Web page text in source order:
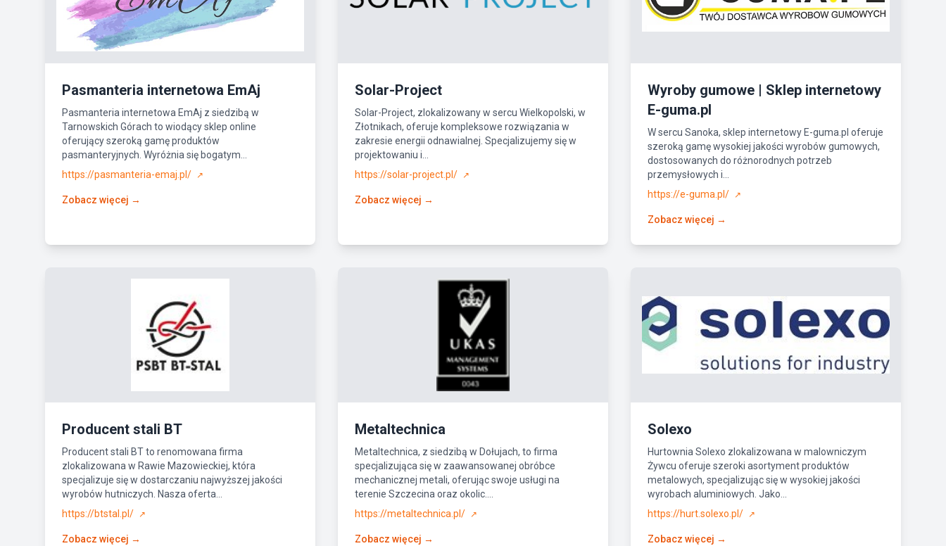
Pasmanteria internetowa EmAj
Pasmanteria internetowa EmAj z siedzibą w
Tarnowskich Górach to wiodący sklep online
oferujący szeroką gamę produktów
pasmanteryjnych. Wyróżnia się bogatym...
https://pasmanteria-emaj.pl/
↗
Zobacz więcej →
Solar-Project
Solar-Project, zlokalizowany w sercu Wielkopolski, w
Złotnikach, oferuje kompleksowe rozwiązania w
zakresie energii odnawialnej. Specjalizujemy się w
projektowaniu i...
https://solar-project.pl/
↗
Zobacz więcej →
Wyroby gumowe | Sklep internetowy
E-guma.pl
W sercu Sanoka, sklep internetowy E-guma.pl oferuje
szeroką gamę wysokiej jakości wyrobów gumowych,
dostosowanych do różnorodnych potrzeb
przemysłowych i...
https://e-guma.pl/
↗
Zobacz więcej →
Producent stali BT
Producent stali BT to renomowana firma
zlokalizowana w Rawie Mazowieckiej, która
specjalizuje się w dostarczaniu najwyższej jakości
wyrobów hutniczych. Nasza oferta...
https://btstal.pl/
↗
Zobacz więcej →
Metaltechnica
Metaltechnica, z siedzibą w Dołujach, to firma
specjalizująca się w zaawansowanej obróbce
mechanicznej metali, oferując swoje usługi na
terenie Szczecina oraz okolic....
https://metaltechnica.pl/
↗
Zobacz więcej →
Solexo
Hurtownia Solexo zlokalizowana w malowniczym
Żywcu oferuje szeroki asortyment produktów
metalowych, specjalizując się w wysokiej jakości
wyrobach aluminiowych. Jako...
https://hurt.solexo.pl/
↗
Zobacz więcej →